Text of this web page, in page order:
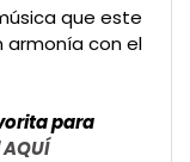
que este
armonía con el
para
AQUÍ